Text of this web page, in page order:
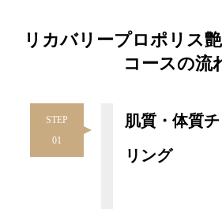
リカバリープロポリス
コースの流
STEP
01
肌質・体質
リング